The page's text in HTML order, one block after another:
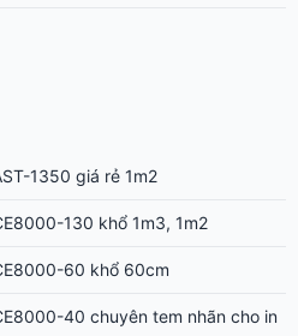
1350 giá rẻ 1m2
130 khổ 1m3, 1m2
60 khổ 60cm
40 chuyên tem nhãn cho in